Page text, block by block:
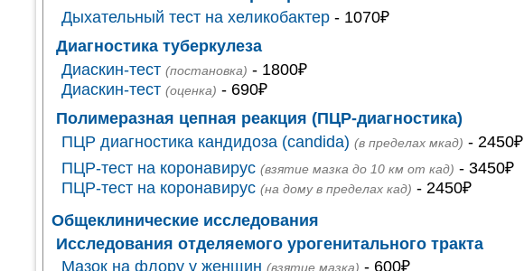
Дыхательный тест на хеликобактер- 1070₽
Диагностика туберкулеза
Диаскин-тест (постановка) - 1800₽
Диаскин-тест (оценка) - 690₽
Полимеразная цепная реакция (ПЦР-диагностика)
ПЦР диагностика кандидоза (candida) (в пределах мкад) - 2450₽
ПЦР-тест на коронавирус (взятие мазка до 10 км от кад) - 3450₽
ПЦР-тест на коронавирус (на дому в пределах кад) - 2450₽
Общеклинические исследования
Исследования отделяемого урогенитального тракта
Мазок на флору у женщин (взятие мазка) - 600₽